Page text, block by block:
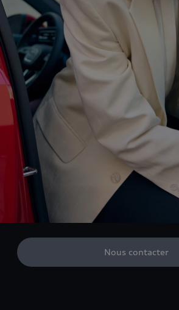
Nous contacter